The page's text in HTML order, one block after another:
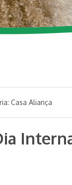
Casa Aliança